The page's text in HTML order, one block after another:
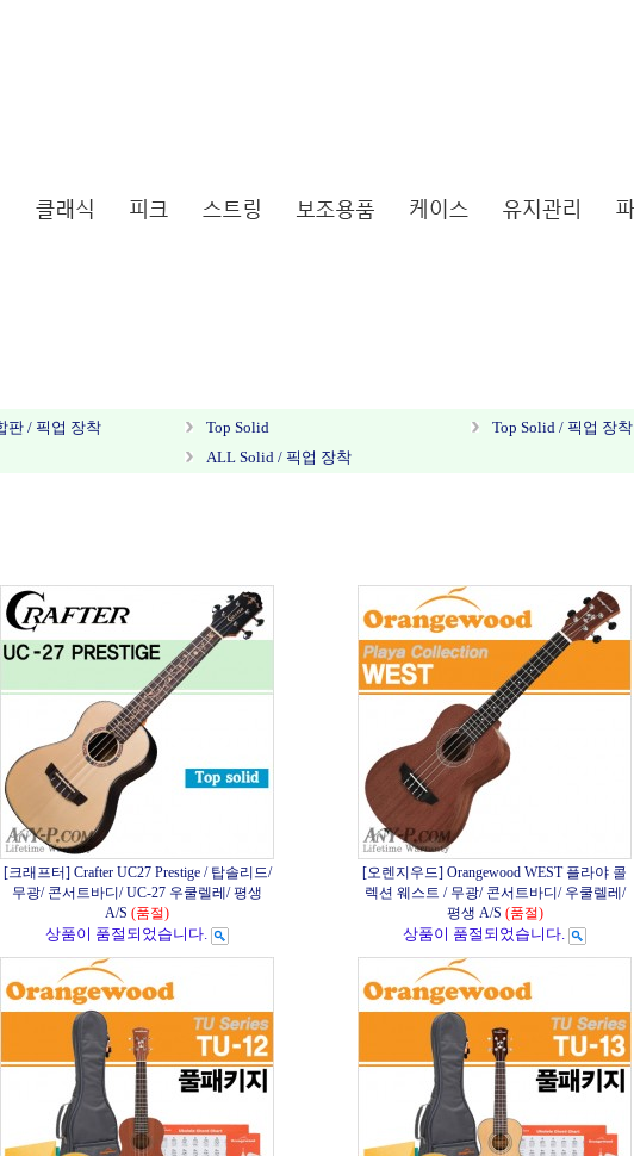
판 / 픽업 장착 Top Solid Top Solid / 픽업 장착
ALL Solid / 픽업 장착
[크래프터] Crafter UC27 Prestige / 탑솔리드/
무광/ 콘서트바디/ UC-27 우쿨렐레/ 평생
A/S (품절)
상품이 품절되었습니다.
[오렌지우드] Orangewood WEST 플라야 콜
렉션 웨스트 / 무광/ 콘서트바디/ 우쿨렐레/
평생 A/S (품절)
상품이 품절되었습니다.